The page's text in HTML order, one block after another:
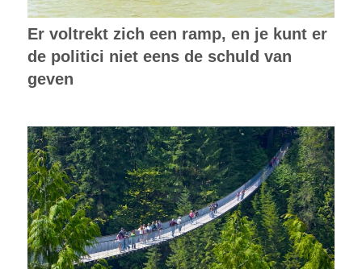
Er voltrekt zich een ramp, en je kunt er
de politici niet eens de schuld van
geven